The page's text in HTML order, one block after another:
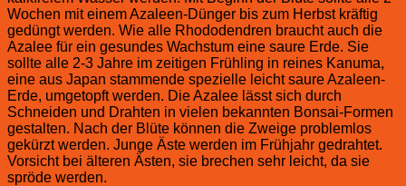
Wochen mit einem Azaleen-Dünger bis zum Herbst kräftig
gedüngt werden. Wie alle Rhododendren braucht auch die
Azalee für ein gesundes Wachstum eine saure Erde. Sie
sollte alle 2-3 Jahre im zeitigen Frühling in reines Kanuma,
eine aus Japan stammende spezielle leicht saure Azaleen-
Erde, umgetopft werden. Die Azalee lässt sich durch
Schneiden und Drahten in vielen bekannten Bonsai-Formen
gestalten. Nach der Blüte können die Zweige problemlos
gekürzt werden. Junge Äste werden im Frühjahr gedrahtet.
Vorsicht bei älteren Ästen, sie brechen sehr leicht, da sie
spröde werden.